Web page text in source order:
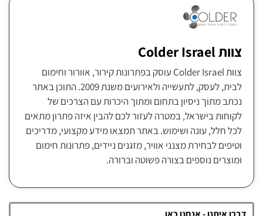
צוות Colder Israel
צוות Colder Israel עוסק בפתרונות קירור, אוורור וחימום
לבית, לעסק, לתעשייה ולאירועים משנת 2009. התוכן באתר
נכתב מתוך ניסיון בתחום ומתוך היכרות עם הצרכים של
לקוחות בישראל, במטרה לעזור לכם להבין איזה פתרון מתאים
לכל חלל, עונה ושימוש. באתר תמצאו מידע מקצועי, מדריכים
וטיפים לבחירת מצנני אוויר, מזגנים ניידים, פתרונות חימום
ומוצרים נוספים בצורה פשוטה וברורה.